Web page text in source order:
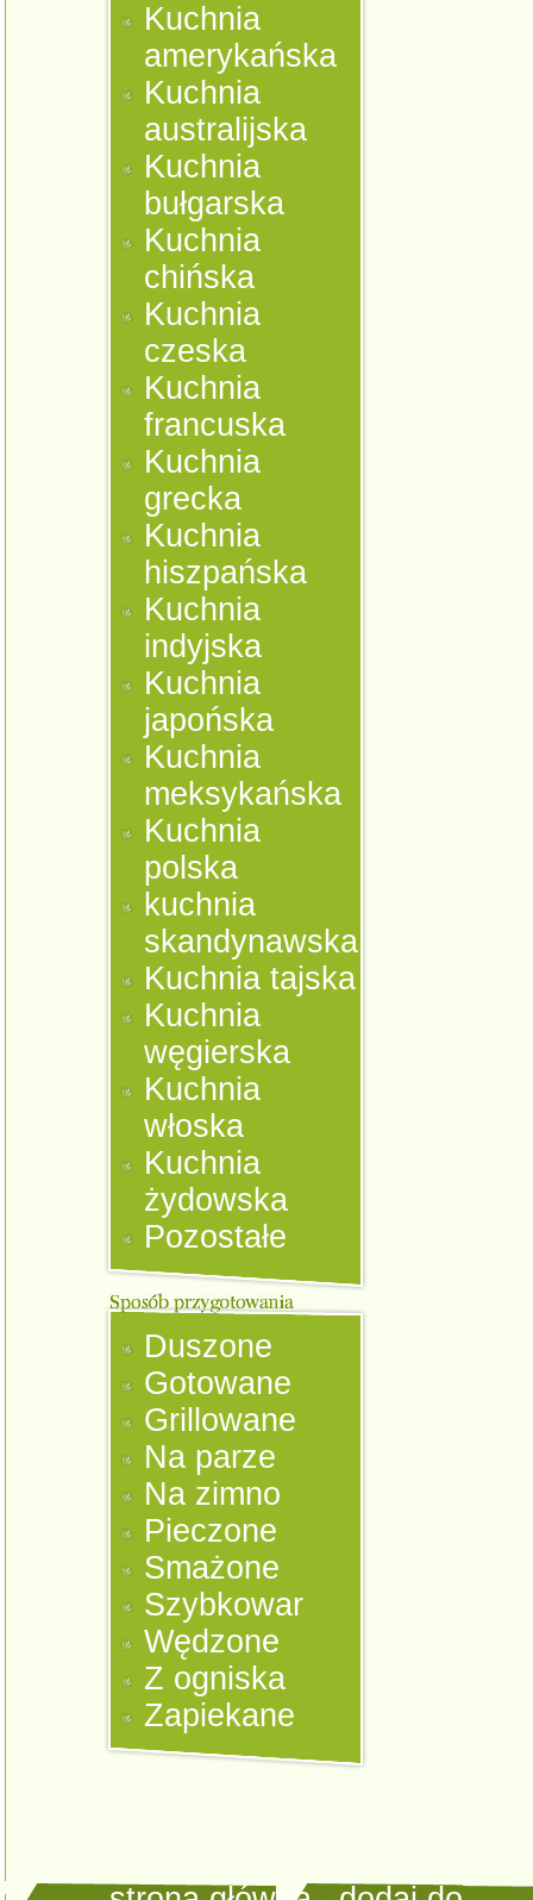
Kuchnia
amerykańska
Kuchnia
australijska
Kuchnia
bułgarska
Kuchnia
chińska
Kuchnia
czeska
Kuchnia
francuska
Kuchnia
grecka
Kuchnia
hiszpańska
Kuchnia
indyjska
Kuchnia
japońska
Kuchnia
meksykańska
Kuchnia
polska
kuchnia
skandynawska
Kuchnia tajska
Kuchnia
węgierska
Kuchnia
włoska
Kuchnia
żydowska
Pozostałe
Duszone
Gotowane
Grillowane
Na parze
Na zimno
Pieczone
Smażone
Szybkowar
Wędzone
Z ogniska
Zapiekane